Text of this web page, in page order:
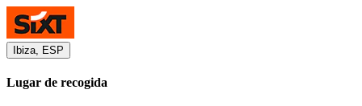
Ibiza, ESP
Lugar de recogida